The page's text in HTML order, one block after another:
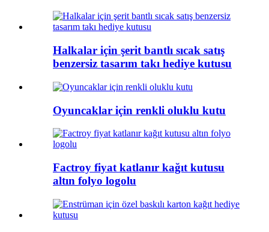
Halkalar için şerit bantlı sıcak satış
benzersiz tasarım takı hediye kutusu
Oyuncaklar için renkli oluklu kutu
Factroy fiyat katlanır kağıt kutusu
altın folyo logolu